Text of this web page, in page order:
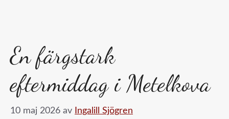
En färgstark
eftermiddag i Metelkova
10 maj 2026 av Ingalill Sjögren